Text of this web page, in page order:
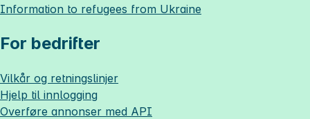
Information to refugees from Ukraine
For bedrifter
Vilkår og retningslinjer
Hjelp til innlogging
Overføre annonser med API